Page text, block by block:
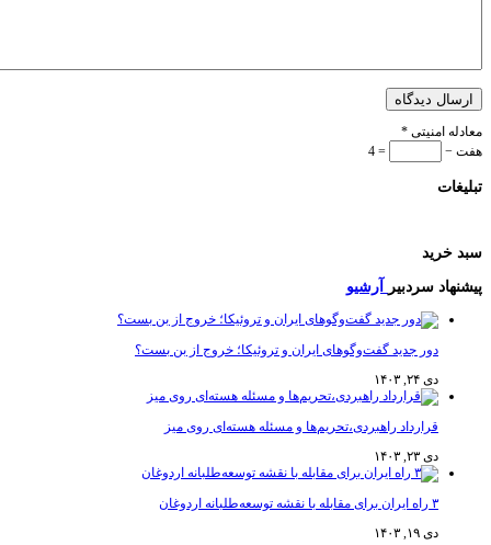
دیدگاه
امنیتی*
سردبیرآرشیو
دور جدید گفت‌وگوهای ایران و تروئیکا؛ خروج از بن بست؟
قرارداد راهبردی،تحریم‌ها و مسئله هسته‌ای روی میز